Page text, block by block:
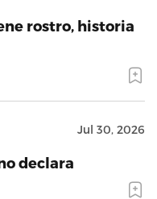
rostro, historia
Jul 30, 2026
declara